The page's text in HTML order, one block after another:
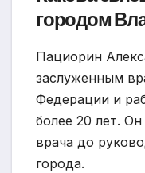
городом
Пациорин
заслуженным
Федерации и
более 20 лет.
врача до
города.